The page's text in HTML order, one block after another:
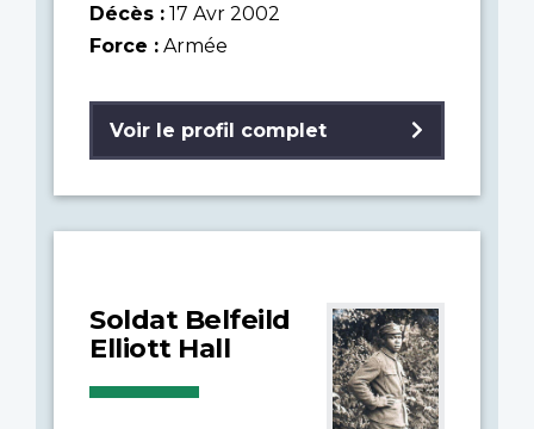
Décès : 17 Avr 2002
Force : Armée
Voir le profil complet
Soldat Belfeild
Elliott Hall